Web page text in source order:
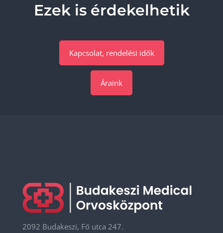
Ezek is érdekelhetik
Kapcsolat, rendelési idők
Áraink
2092 Budakeszi, Fő utca 247.